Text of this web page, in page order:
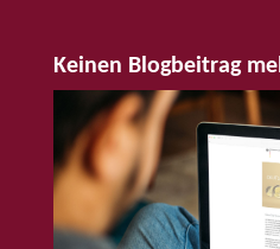
Keinen Blogbeitrag